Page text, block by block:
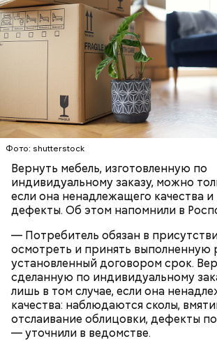
Фото: shutterstock
Вернуть мебель, изготовленную по
индивидуальному заказу, можно
если она ненадлежащего качества и
дефекты. Об этом напомнили в
— Потребитель обязан в
осмотреть и принять выполненную
установленный договором срок.
сделанную по индивидуальному
лишь в том случае, если она
качества: наблюдаются сколы,
отслаивание облицовки, дефекты
— уточнили в ведомстве.
Однако диетолог предупредила: не
может быть полезна. В первую
есть с осторожностью людям:
с сахарным диабетом;
лишним весом.
Вовсю идет и сезон черешни.
узнала у врача — эндокринолога-
Натальи Лазуренко,как правильно
пользой для здоровья.